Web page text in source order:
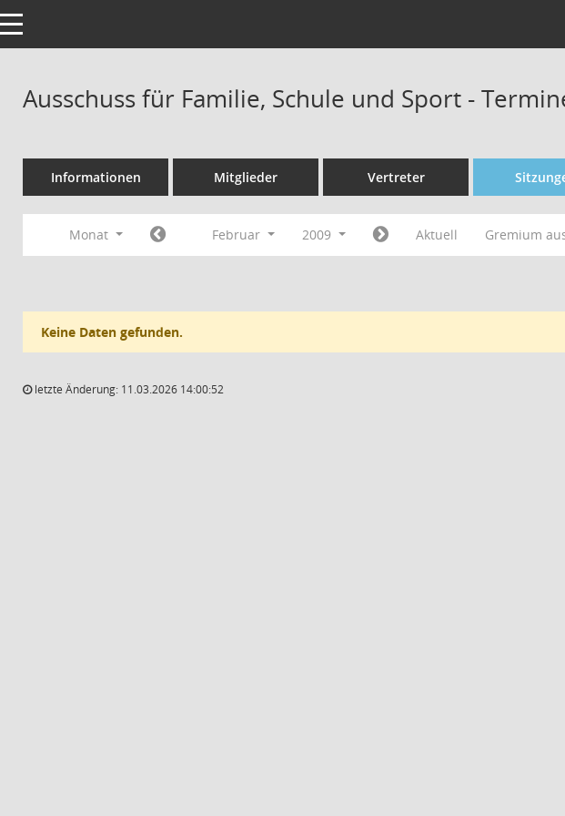
navigation
Ausschuss für Familie, Schule und Sport -
Informationen Mitglieder Vertreter
Monat Februar 2009 Aktuell Gremium
Keine Daten gefunden.
letzte Änderung: 11.03.2026 14:00:52